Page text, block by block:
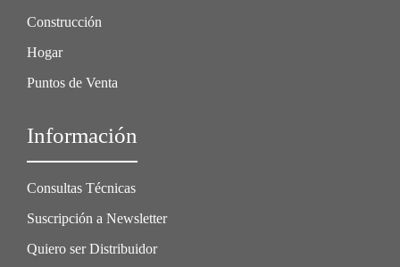
Construcción
Hogar
Puntos de Venta
Información
Consultas Técnicas
Suscripción a Newsletter
Quiero ser Distribuidor